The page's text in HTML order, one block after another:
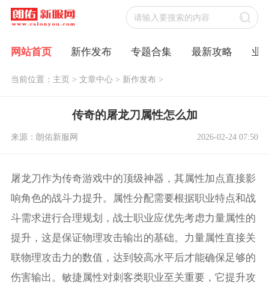
网站首页 新作发布 专题合集 最新攻略 业
当前位置： 主页> 文章中心> 新作发布>
传奇的屠龙刀属性怎么加
来源：朗佑新服网 2026-02-24 07:50
屠龙刀作为传奇游戏中的顶级神器，其属性加点直接影
响角色的战斗力提升。属性分配需要根据职业特点和战
斗需求进行合理规划，战士职业应优先考虑力量属性的
提升，这是保证物理攻击输出的基础。力量属性直接关
联物理攻击力的数值，达到较高水平后才能确保足够的
伤害输出。敏捷属性对刺客类职业至关重要，它提升攻